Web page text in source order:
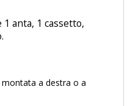
anta, 1 cassetto,
a destra o a